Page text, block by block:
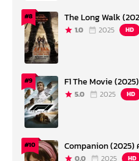
#8 The Long Walk
1.0 2025 HD
#9 F1 The Movie
5.0 2025 HD
#10 Companion (2025)
0.0 2025 HD